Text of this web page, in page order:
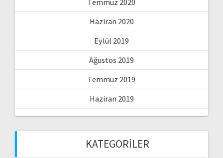
Haziran 2020
Eylül 2019
Ağustos 2019
Temmuz 2019
Haziran 2019
KATEGORILER